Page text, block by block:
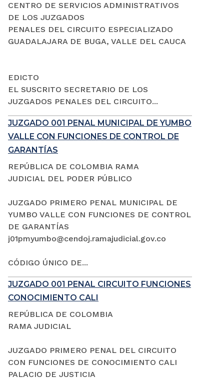
CENTRO DE SERVICIOS ADMINISTRATIVOS
DE LOS JUZGADOS
PENALES DEL CIRCUITO ESPECIALIZADO
GUADALAJARA DE BUGA, VALLE DEL CAUCA
EDICTO
EL SUSCRITO SECRETARIO DE LOS
JUZGADOS PENALES DEL CIRCUITO...
JUZGADO 001 PENAL MUNICIPAL DE YUMBO
VALLE CON FUNCIONES DE CONTROL DE
GARANTÍAS
REPÚBLICA DE COLOMBIA RAMA
JUDICIAL DEL PODER PÚBLICO
JUZGADO PRIMERO PENAL MUNICIPAL DE
YUMBO VALLE CON FUNCIONES DE CONTROL
DE GARANTÍAS
j01pmyumbo@cendoj.ramajudicial.gov.co
CÓDIGO ÚNICO DE...
JUZGADO 001 PENAL CIRCUITO FUNCIONES
CONOCIMIENTO CALI
REPÚBLICA DE COLOMBIA
RAMA JUDICIAL
JUZGADO PRIMERO PENAL DEL CIRCUITO
CON FUNCIONES DE CONOCIMIENTO CALI
PALACIO DE JUSTICIA